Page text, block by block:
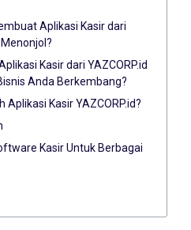
Aplikasi Kasir dari
Menonjol?
Kasir dari YAZCORP.id
Anda Berkembang?
Aplikasi Kasir YAZCORP.id?
Kasir Untuk Berbagai